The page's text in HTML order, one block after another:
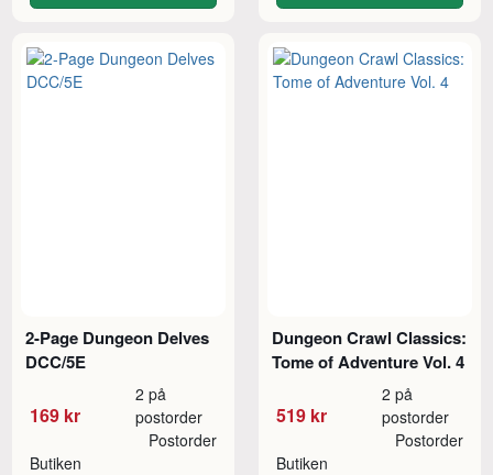
2-Page Dungeon Delves
DCC/5E
169 kr
2 på
postorder
Butiken
Postorder
Dungeon Crawl Classics:
Tome of Adventure Vol. 4
519 kr
2 på
postorder
Butiken
Postorder